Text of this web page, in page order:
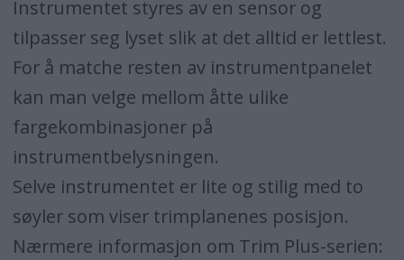
Instrumentet styres av en sensor og
tilpasser seg lyset slik at det alltid er lettlest.
For å matche resten av instrumentpanelet
kan man velge mellom åtte ulike
fargekombinasjoner på
instrumentbelysningen.
Selve instrumentet er lite og stilig med to
søyler som viser trimplanenes posisjon.
Nærmere informasjon om Trim Plus-serien: